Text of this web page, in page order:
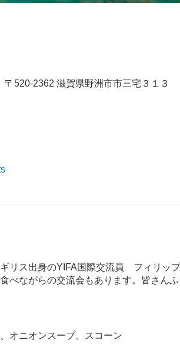
520-2362 滋賀県野洲市市三宅３１３
ギリス出身のYIFA国際交流員 フィリ
べながらの交流会もあります。皆さんふ
オニオンスープ、スコーン